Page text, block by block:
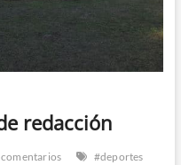
redacción
comentarios #deportes